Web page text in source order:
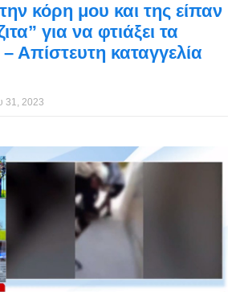
κόρη μου και της είπαν
για να φτιάξει τα
Απίστευτη καταγγελία
31, 2023